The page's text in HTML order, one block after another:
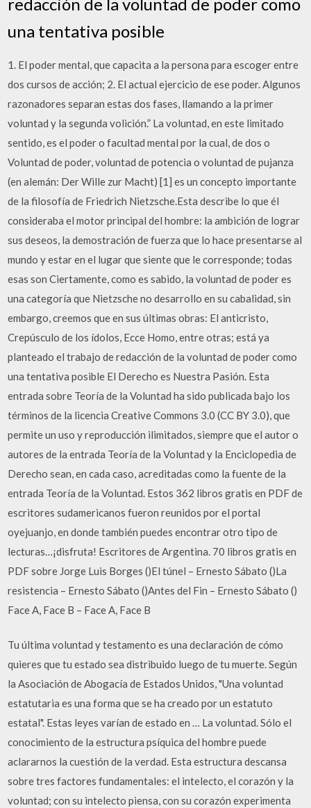
una tentativa posible
1. El poder mental, que capacita a la persona para escoger entre
dos cursos de acción; 2. El actual ejercicio de ese poder. Algunos
razonadores separan estas dos fases, llamando a la primer
voluntad y la segunda volición.” La voluntad, en este limitado
sentido, es el poder o facultad mental por la cual, de dos o
Voluntad de poder, voluntad de potencia o voluntad de pujanza
(en alemán: Der Wille zur Macht) [1] es un concepto importante
de la filosofía de Friedrich Nietzsche.Esta describe lo que él
consideraba el motor principal del hombre: la ambición de lograr
sus deseos, la demostración de fuerza que lo hace presentarse al
mundo y estar en el lugar que siente que le corresponde; todas
esas son Ciertamente, como es sabido, la voluntad de poder es
una categoría que Nietzsche no desarrollo en su cabalidad, sin
embargo, creemos que en sus últimas obras: El anticristo,
Crepúsculo de los ídolos, Ecce Homo, entre otras; está ya
planteado el trabajo de redacción de la voluntad de poder como
una tentativa posible El Derecho es Nuestra Pasión. Esta
entrada sobre Teoría de la Voluntad ha sido publicada bajo los
términos de la licencia Creative Commons 3.0 (CC BY 3.0), que
permite un uso y reproducción ilimitados, siempre que el autor o
autores de la entrada Teoría de la Voluntad y la Enciclopedia de
Derecho sean, en cada caso, acreditadas como la fuente de la
entrada Teoría de la Voluntad. Estos 362 libros gratis en PDF de
escritores sudamericanos fueron reunidos por el portal
oyejuanjo, en donde también puedes encontrar otro tipo de
lecturas…¡disfruta! Escritores de Argentina. 70 libros gratis en
PDF sobre Jorge Luis Borges ()El túnel – Ernesto Sábato ()La
resistencia – Ernesto Sábato ()Antes del Fin – Ernesto Sábato ()
Face A, Face B – Face A, Face B
Tu última voluntad y testamento es una declaración de cómo
quieres que tu estado sea distribuido luego de tu muerte. Según
la Asociación de Abogacía de Estados Unidos, "Una voluntad
estatutaria es una forma que se ha creado por un estatuto
estatal". Estas leyes varían de estado en … La voluntad. Sólo el
conocimiento de la estructura psíquica del hombre puede
aclararnos la cuestión de la verdad. Esta estructura descansa
sobre tres factores fundamentales: el intelecto, el corazón y la
voluntad; con su intelecto piensa, con su corazón experimenta